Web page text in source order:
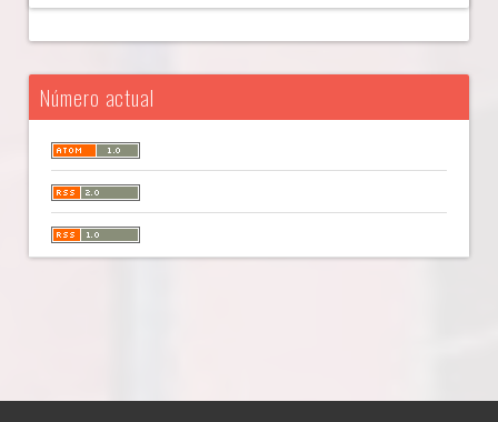
Número actual